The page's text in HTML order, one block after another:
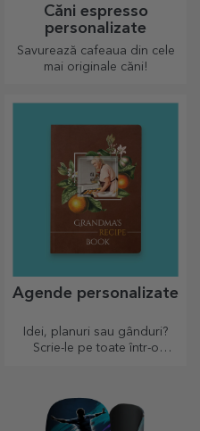
Căni espresso
personalizate
Savurează cafeaua din cele
mai originale căni!
Agende personalizate
Idei, planuri sau gânduri?
Scrie-le pe toate într-o
aproape.